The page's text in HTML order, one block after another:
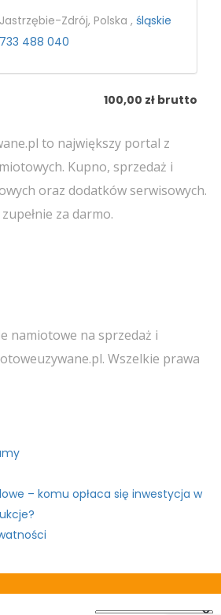
Jastrzębie-Zdrój, Polska , śląskie
733 488 040
100,00 zł brutto
to największy portal z
Kupno, sprzedaż i
oraz dodatków serwisowych.
za darmo.
namiotowe na sprzedaż i
Wszelkie prawa
– komu opłaca się inwestycja w